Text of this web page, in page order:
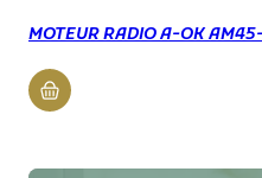
MOTEUR RADIO A-OK